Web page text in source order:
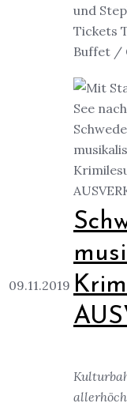
und
Tickets
Buffet /
09.11.2019